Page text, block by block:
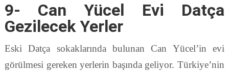
9- Can Yücel Evi Datça
Gezilecek Yerler
Eski Datça sokaklarında bulunan Can Yücel’in evi
görülmesi gereken yerlerin başında geliyor. Türkiye’nin